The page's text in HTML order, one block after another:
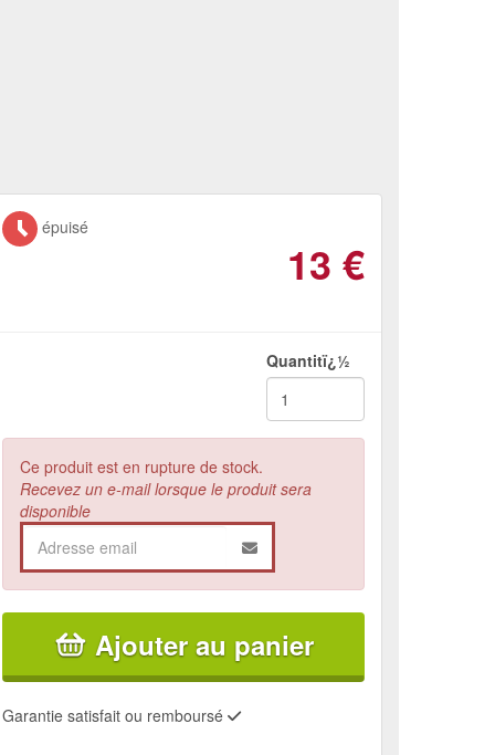
épuisé
13 €
Quantitï¿½
Ce produit est en rupture de stock.
Recevez un e-mail lorsque le produit sera
disponible
Ajouter au panier
Garantie satisfait ou remboursé